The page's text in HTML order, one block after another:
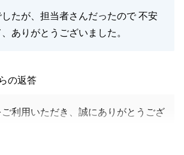
たが、担当者さんだったので 不安
ありがとうございました。
の返答
利用いただき、誠にありがとうござ